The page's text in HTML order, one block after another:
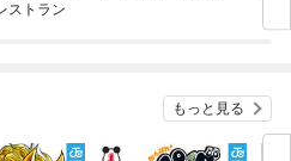
ストラン
もっと見る